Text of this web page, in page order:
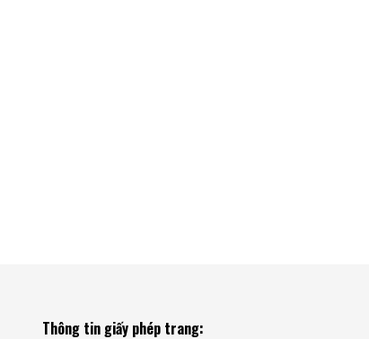
Thông tin giấy phép trang: